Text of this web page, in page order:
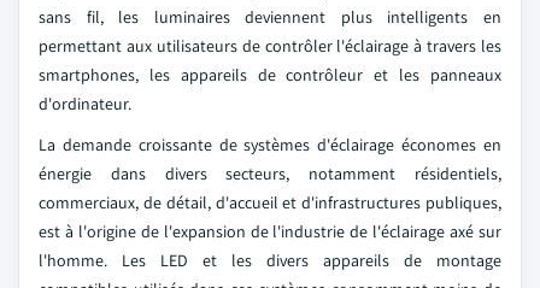
sans fil, les luminaires deviennent plus intelligents en
permettant aux utilisateurs de contrôler l'éclairage à travers les
smartphones, les appareils de contrôleur et les panneaux
d'ordinateur.
La demande croissante de systèmes d'éclairage économes en
énergie dans divers secteurs, notamment résidentiels,
commerciaux, de détail, d'accueil et d'infrastructures publiques,
est à l'origine de l'expansion de l'industrie de l'éclairage axé sur
l'homme. Les LED et les divers appareils de montage